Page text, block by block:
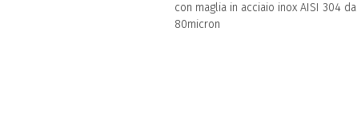
con maglia in acciaio inox AISI 304 da
80micron